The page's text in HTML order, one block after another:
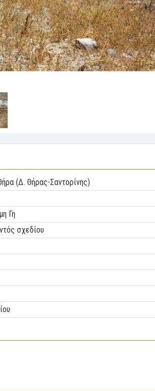
(Δ. Θήρας-Σαντορίνης)
Γη
σχεδίου